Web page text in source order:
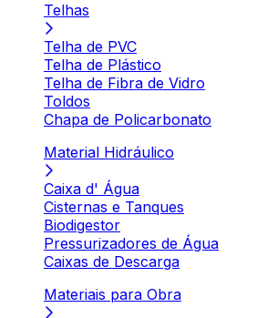
Telhas
Telha de PVC
Telha de Plástico
Telha de Fibra de Vidro
Toldos
Chapa de Policarbonato
Material Hidráulico
Caixa d' Água
Cisternas e Tanques
Biodigestor
Pressurizadores de Água
Caixas de Descarga
Materiais para Obra